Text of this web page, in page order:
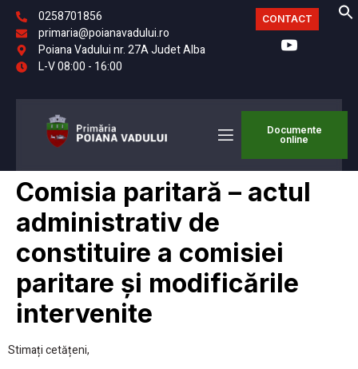
0258701856
primaria@poianavadului.ro
Poiana Vadului nr. 27A Judet Alba
L-V 08:00 - 16:00
CONTACT
Documente
online
Comisia paritară – actul
administrativ de
constituire a comisiei
paritare și modificările
intervenite
Stimați cetățeni,